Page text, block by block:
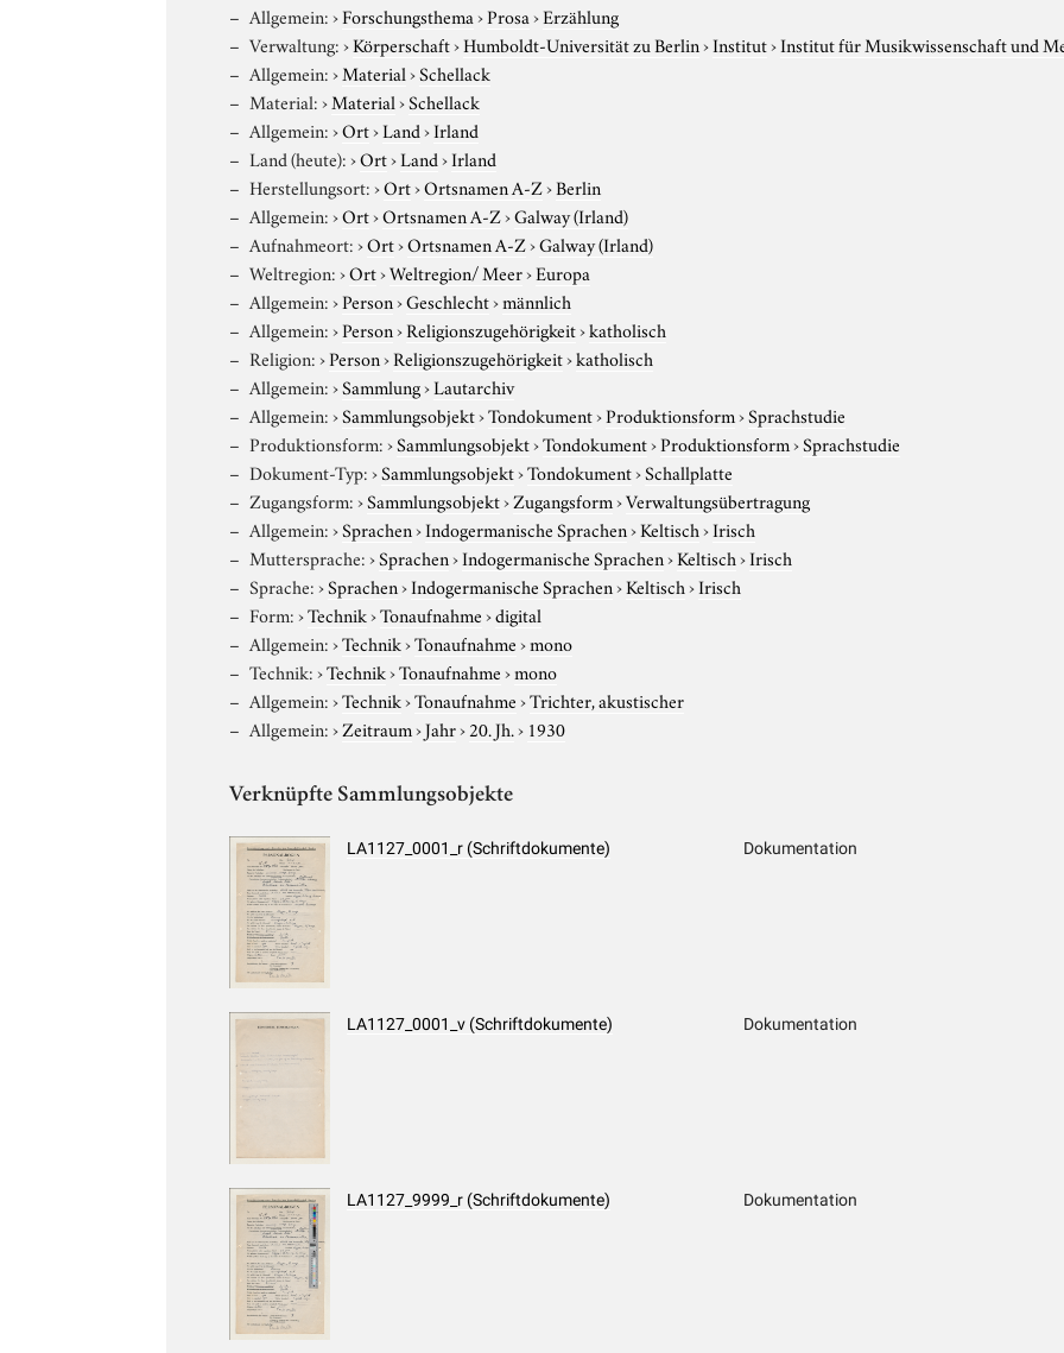
Allgemein:›Forschungsthema›Prosa›Erzählung
Verwaltung:›Körperschaft›Humboldt-Universität zu Berlin›Institut›Institut für Musikwissenschaft und
Allgemein:›Material›Schellack
Material:›Material›Schellack
Allgemein:›Ort›Land›Irland
Land (heute):›Ort›Land›Irland
Herstellungsort:›Ort›Ortsnamen A-Z›Berlin
Allgemein:›Ort›Ortsnamen A-Z›Galway (Irland)
Aufnahmeort:›Ort›Ortsnamen A-Z›Galway (Irland)
Weltregion:›Ort›Weltregion/ Meer›Europa
Allgemein:›Person›Geschlecht›männlich
Allgemein:›Person›Religionszugehörigkeit›katholisch
Religion:›Person›Religionszugehörigkeit›katholisch
Allgemein:›Sammlung›Lautarchiv
Allgemein:›Sammlungsobjekt›Tondokument›Produktionsform›Sprachstudie
Produktionsform:›Sammlungsobjekt›Tondokument›Produktionsform›Sprachstudie
Dokument-Typ:›Sammlungsobjekt›Tondokument›Schallplatte
Zugangsform:›Sammlungsobjekt›Zugangsform›Verwaltungsübertragung
Allgemein:›Sprachen›Indogermanische Sprachen›Keltisch›Irisch
Muttersprache:›Sprachen›Indogermanische Sprachen›Keltisch›Irisch
Sprache:›Sprachen›Indogermanische Sprachen›Keltisch›Irisch
Form:›Technik›Tonaufnahme›digital
Allgemein:›Technik›Tonaufnahme›mono
Technik:›Technik›Tonaufnahme›mono
Allgemein:›Technik›Tonaufnahme›Trichter, akustischer
Allgemein:›Zeitraum›Jahr›20. Jh.› 1930
Verknüpfte Sammlungsobjekte
LA1127_0001_r (Schriftdokumente) Dokumentation
LA1127_0001_v (Schriftdokumente) Dokumentation
LA1127_9999_r (Schriftdokumente) Dokumentation